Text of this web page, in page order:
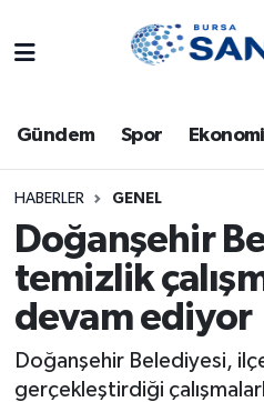
Gündem Spor Ekonomi
HABERLER GENEL
Doğanşehir
temizlik
devam ediyor
Doğanşehir Belediyesi,
gerçekleştirdiği
Bursa
Dünya
Eğitim
Ekonomi
Genel
Trafik Durumu
Süper Lig Puan Durumu
Tüm Manşetler
Son Dakika Haberleri
Haber Arşivi